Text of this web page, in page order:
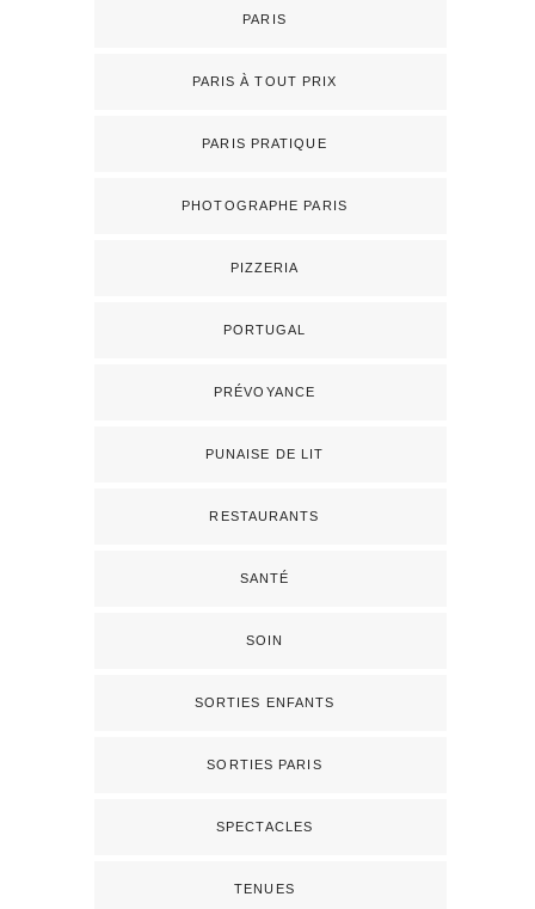
PARIS
PARIS À TOUT PRIX
PARIS PRATIQUE
PHOTOGRAPHE PARIS
PIZZERIA
PORTUGAL
PRÉVOYANCE
PUNAISE DE LIT
RESTAURANTS
SANTÉ
SOIN
SORTIES ENFANTS
SORTIES PARIS
SPECTACLES
TENUES